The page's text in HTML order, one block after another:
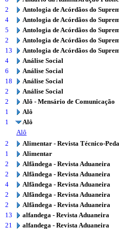
2
Antologia de Acórdãos do
4
Antologia de Acórdãos do
5
Antologia de Acórdãos do
2
Antologia de Acórdãos do
13
Antologia de Acórdãos do
4
Análise Social
6
Análise Social
18
Análise Social
2
Análise Social
2
Alô - Mensário de Comunicação
1
Alô
1
Alô
Alô
2
Alimentar - Revista Técnico-
1
Alimentar
2
Alfândega - Revista Aduaneira
2
Alfândega - Revista Aduaneira
4
Alfândega - Revista Aduaneira
2
Alfândega - Revista Aduaneira
2
Alfândega - Revista Aduaneira
13
alfandega - Revista Aduaneira
21
alfandega - Revista Aduaneira